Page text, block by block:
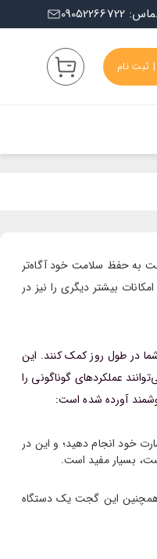
ثبت نام
به حفظ سلامت خود آگاه‌تر
بیشتر دیگری را نیز در
در طول روز کمک کنند. این
عملکردهای گوناگونی را
آورده شده است:
خود انجام دهید؛ و این در
بسیار مفید است.
همچنین این گجت یک دستگاه